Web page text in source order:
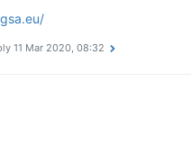
11 Mar 2020, 08:32